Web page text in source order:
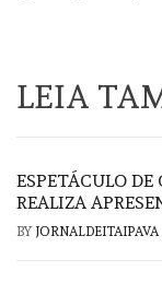
LEIA
ESPETÁCULO DE
REALIZA
BY JORNALDEITAIPAVA